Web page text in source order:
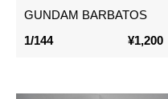
GUNDAM BARBATOS
1/144
¥1,200